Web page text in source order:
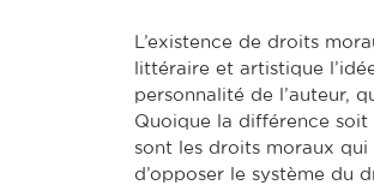
L’existence de droits
littéraire et artistique
personnalité de l’auteur,
Quoique la différence soit
sont les droits moraux
d’opposer le système du